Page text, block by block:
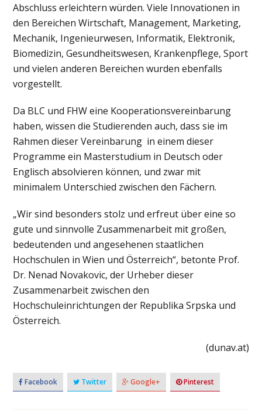
Abschluss erleichtern würden. Viele Innovationen in
den Bereichen Wirtschaft, Management, Marketing,
Mechanik, Ingenieurwesen, Informatik, Elektronik,
Biomedizin, Gesundheitswesen, Krankenpflege, Sport
und vielen anderen Bereichen wurden ebenfalls
vorgestellt.
Da BLC und FHW eine Kooperationsvereinbarung
haben, wissen die Studierenden auch, dass sie im
Rahmen dieser Vereinbarung in einem dieser
Programme ein Masterstudium in Deutsch oder
Englisch absolvieren können, und zwar mit
minimalem Unterschied zwischen den Fächern.
„Wir sind besonders stolz und erfreut über eine so
gute und sinnvolle Zusammenarbeit mit großen,
bedeutenden und angesehenen staatlichen
Hochschulen in Wien und Österreich“, betonte Prof.
Dr. Nenad Novakovic, der Urheber dieser
Zusammenarbeit zwischen den
Hochschuleinrichtungen der Republika Srpska und
Österreich.
(dunav.at)
Facebook Twitter Google+ Pinterest